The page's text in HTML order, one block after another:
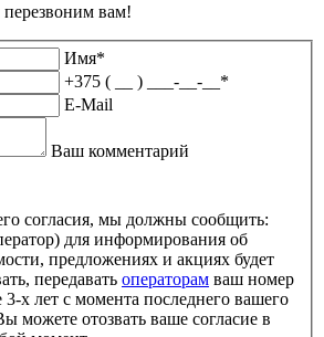
перезвоним вам!
Имя*
+375 ( __ ) ___-__-__ *
E-Mail
Ваш комментарий
согласия, мы должны сообщить:
для информирования об
предложениях и акциях будет
передавать операторам
3-х лет с момента последнего вашего
к нам. Вы можете отозвать ваше согласие в